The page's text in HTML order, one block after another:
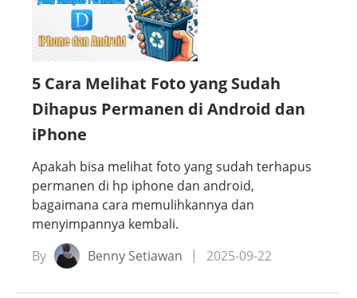
5 Cara Melihat Foto yang Sudah
Dihapus Permanen di Android dan
iPhone
Apakah bisa melihat foto yang sudah terhapus
permanen di hp iphone dan android,
bagaimana cara memulihkannya dan
menyimpannya kembali.
By
Benny Setiawan 2025-09-22